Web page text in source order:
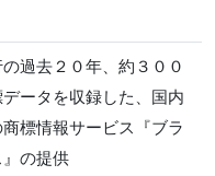
過去２０年、約３００
ータを収録した、国内
標情報サービス『ブラ
の提供